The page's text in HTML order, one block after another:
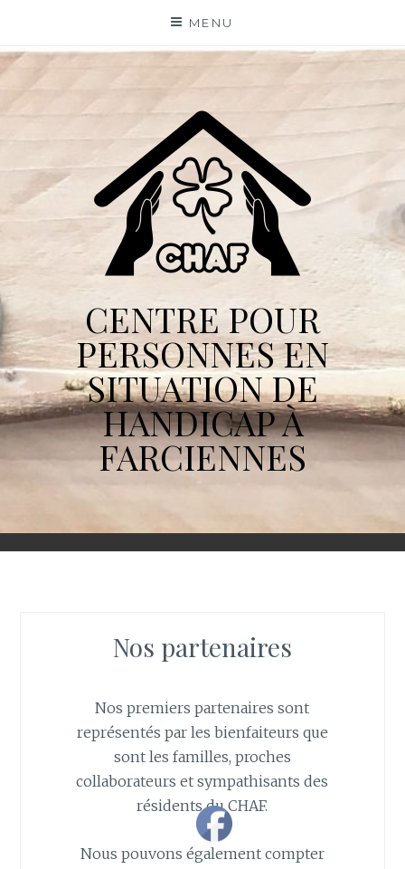
content
MENU
CENTRE POUR
PERSONNES EN
SITUATION DE
HANDICAP À
FARCIENNES
Nos partenaires
Nos premiers partenaires sont
représentés par les bienfaiteurs que
sont les familles, proches
collaborateurs et sympathisants des
résidents du CHAF.
Nous pouvons également compter